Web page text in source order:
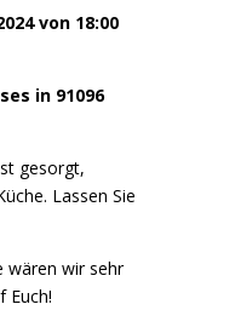
von 18:00
in 91096
gesorgt,
Lassen Sie
wären wir sehr
Euch!